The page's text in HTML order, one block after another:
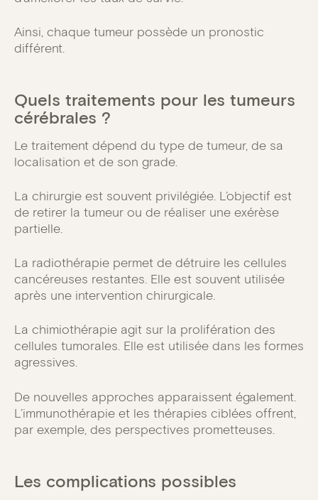
Ainsi, chaque tumeur possède un pronostic
différent.
Quels traitements pour les tumeurs
cérébrales ?
Le traitement dépend du type de tumeur, de sa
localisation et de son grade.
La chirurgie est souvent privilégiée. L’objectif est
de retirer la tumeur ou de réaliser une exérèse
partielle.
La radiothérapie permet de détruire les cellules
cancéreuses restantes. Elle est souvent utilisée
après une intervention chirurgicale.
La chimiothérapie agit sur la prolifération des
cellules tumorales. Elle est utilisée dans les formes
agressives.
De nouvelles approches apparaissent également.
L’immunothérapie et les thérapies ciblées offrent,
par exemple, des perspectives prometteuses.
Les complications possibles